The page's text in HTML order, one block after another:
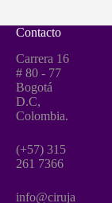
Contacto
Carrera 16
# 80 - 77
Bogotá
D.C,
Colombia.
(+57) 315
261 7366
info@ciruja